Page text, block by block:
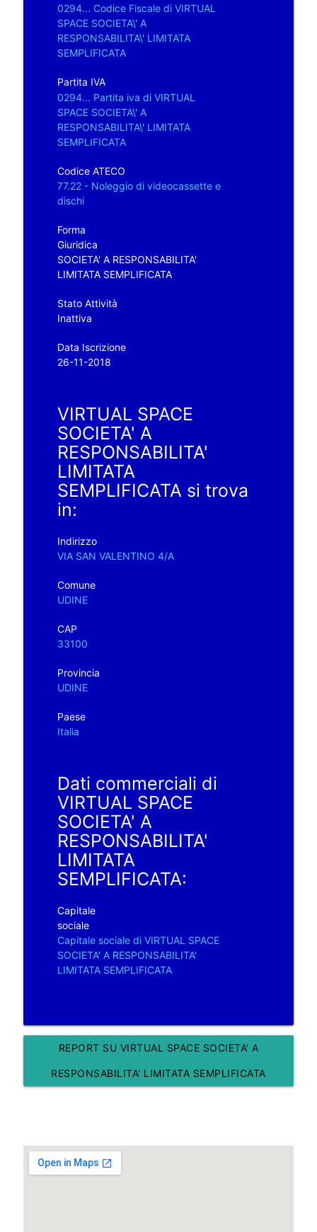
0294... Codice Fiscale di VIRTUAL
SPACE SOCIETA\' A
RESPONSABILITA\' LIMITATA
SEMPLIFICATA
Partita IVA
0294... Partita iva di VIRTUAL
SPACE SOCIETA\' A
RESPONSABILITA\' LIMITATA
SEMPLIFICATA
Codice ATECO
77.22 - Noleggio di videocassette e
dischi
Forma
Giuridica
SOCIETA' A RESPONSABILITA'
LIMITATA SEMPLIFICATA
Stato Attività
Inattiva
Data Iscrizione
26-11-2018
VIRTUAL SPACE
SOCIETA' A
RESPONSABILITA'
LIMITATA
SEMPLIFICATA si trova
in:
Indirizzo
VIA SAN VALENTINO 4/A
Comune
UDINE
CAP
33100
Provincia
UDINE
Paese
Italia
Dati commerciali di
VIRTUAL SPACE
SOCIETA' A
RESPONSABILITA'
LIMITATA
SEMPLIFICATA:
Capitale
sociale
Capitale sociale di VIRTUAL SPACE
SOCIETA' A RESPONSABILITA'
LIMITATA SEMPLIFICATA
REPORT SU VIRTUAL SPACE SOCIETA' A
RESPONSABILITA' LIMITATA SEMPLIFICATA